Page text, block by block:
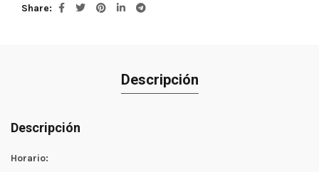
Share
Descripción
Descripción
Horario: